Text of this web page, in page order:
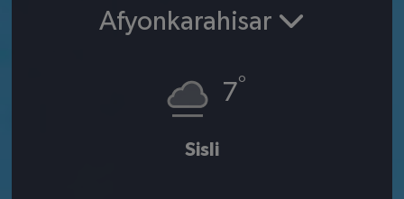
Afyonkarahisar
7°
Sisli
Haber Arşivi